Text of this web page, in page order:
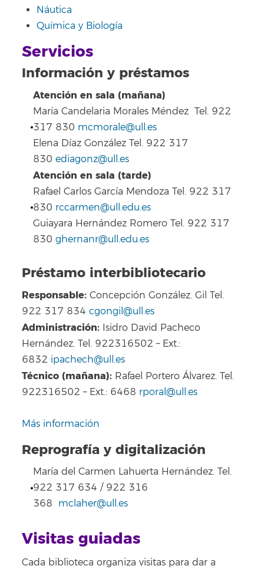
Náutica
Química y Biología
Servicios
Información y préstamos
Atención en sala (mañana)
María Candelaria Morales Méndez Tel. 922
317 830 mcmorale@ull.es
Elena Díaz González Tel. 922 317
830 ediagonz@ull.es
Atención en sala (tarde)
Rafael Carlos García Mendoza Tel. 922 317
830 rccarmen@ull.edu.es
Guiayara Hernández Romero Tel. 922 317
830 ghernanr@ull.edu.es
Préstamo interbibliotecario
Responsable: Concepción González. Gil Tel.
922 317 834 cgongil@ull.es
Administración: Isidro David Pacheco
Hernández. Tel. 922316502 – Ext.:
6832 ipachech@ull.es
Técnico (mañana): Rafael Portero Álvarez. Tel.
922316502 – Ext.: 6468 rporal@ull.es
Más información
Reprografía y digitalización
María del Carmen Lahuerta Hernández. Tel.
922 317 634 / 922 316
368 mclaher@ull.es
Visitas guiadas
Cada biblioteca organiza visitas para dar a